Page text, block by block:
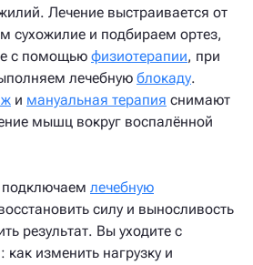
Лечение выстраивается от
сухожилие и подбираем ортез,
с помощью физиотерапии, при
лечебную блокаду.
и мануальная терапия снимают
мышц вокруг воспалённой
подключаем лечебную
силу и выносливость
результат. Вы уходите с
изменить нагрузку и